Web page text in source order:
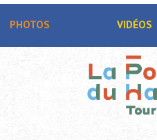
PHOTOS VIDÉOS